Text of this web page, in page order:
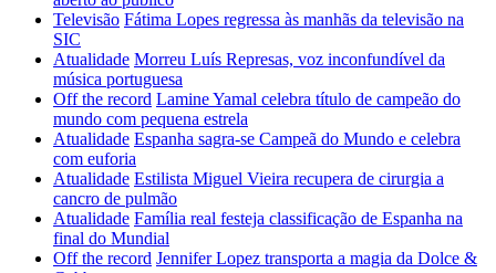
Televisão Fátima Lopes regressa às manhãs da televisão na
SIC
Atualidade Morreu Luís Represas, voz inconfundível da
música portuguesa
Off the record Lamine Yamal celebra título de campeão do
mundo com pequena estrela
Atualidade Espanha sagra-se Campeã do Mundo e celebra
com euforia
Atualidade Estilista Miguel Vieira recupera de cirurgia a
cancro de pulmão
Atualidade Família real festeja classificação de Espanha na
final do Mundial
Off the record Jennifer Lopez transporta a magia da Dolce &